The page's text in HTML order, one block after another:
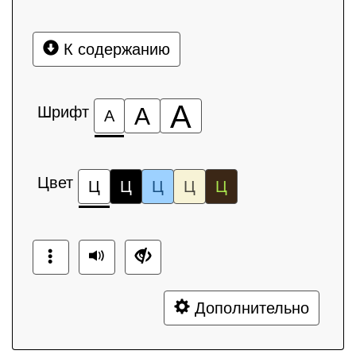
К содержанию
Шрифт А А А
Цвет Ц Ц Ц Ц Ц
Дополнительно